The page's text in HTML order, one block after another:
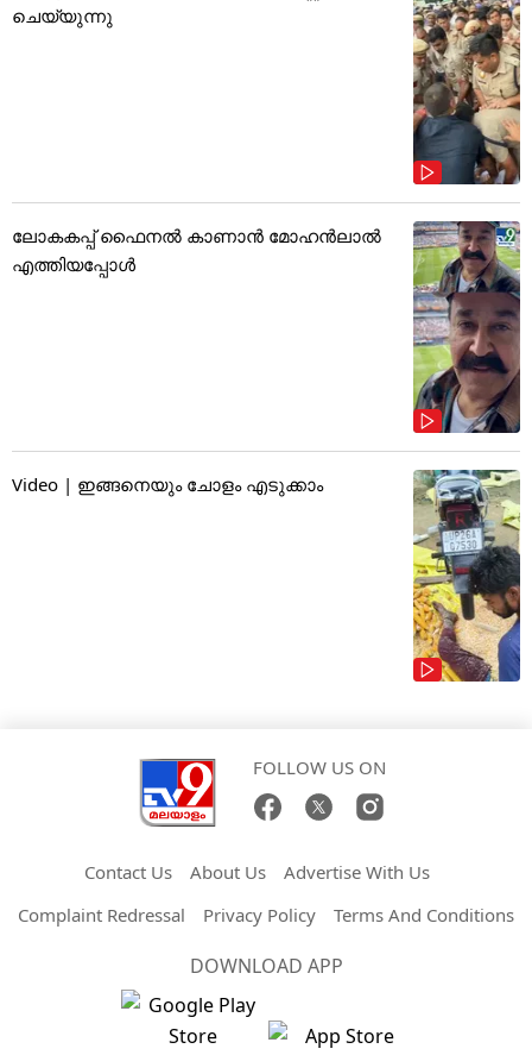
ചെയ്യുന്നു
ലോകകപ്പ് ഫൈനൽ കാണാൻ മോഹൻലാൽ
എത്തിയപ്പോൾ
Video | ഇങ്ങനെയും ചോളം എടുക്കാം
FOLLOW US ON
Contact Us About Us
Advertise With Us
Complaint Redressal
Privacy Policy Terms And Conditions
DOWNLOAD APP